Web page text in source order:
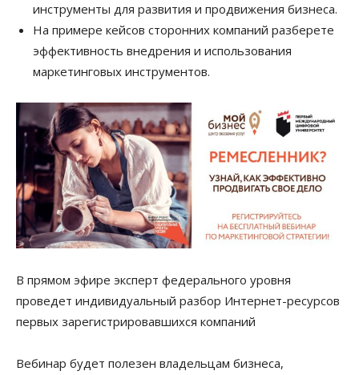
инструменты для развития и продвижения бизнеса.
На примере кейсов сторонних компаний разберете
эффективность внедрения и использования
маркетинговых инструментов.
В прямом эфире эксперт федерального уровня
проведет индивидуальный разбор Интернет-ресурсов
первых зарегистрировавшихся компаний
Вебинар будет полезен владельцам бизнеса,